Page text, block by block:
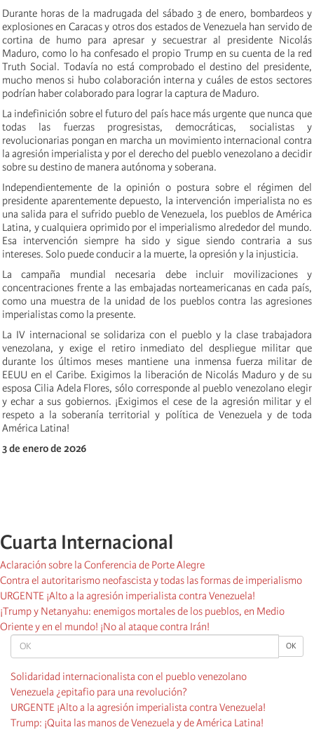
OK OK
Solidaridad internacionalista con el pueblo venezolano
Venezuela ¿epitafio para una revolución?
URGENTE ¡Alto a la agresión imperialista contra Venezuela!
Trump: ¡Quita las manos de Venezuela y de América Latina!
Durante horas de la madrugada del sábado 3 de enero, bombardeos y
explosiones en Caracas y otros dos estados de Venezuela han servido de
cortina de humo para apresar y secuestrar al presidente Nicolás
Maduro, como lo ha confesado el propio Trump en su cuenta de la red
Truth Social. Todavía no está comprobado el destino del presidente,
mucho menos si hubo colaboración interna y cuáles de estos sectores
podrían haber colaborado para lograr la captura de Maduro.
La indefinición sobre el futuro del país hace más urgente que nunca que
todas las fuerzas progresistas, democráticas, socialistas y
revolucionarias pongan en marcha un movimiento internacional contra
la agresión imperialista y por el derecho del pueblo venezolano a decidir
sobre su destino de manera autónoma y soberana.
Independientemente de la opinión o postura sobre el régimen del
presidente aparentemente depuesto, la intervención imperialista no es
una salida para el sufrido pueblo de Venezuela, los pueblos de América
Latina, y cualquiera oprimido por el imperialismo alrededor del mundo.
Esa intervención siempre ha sido y sigue siendo contraria a sus
intereses. Solo puede conducir a la muerte, la opresión y la injusticia.
La campaña mundial necesaria debe incluir movilizaciones y
concentraciones frente a las embajadas norteamericanas en cada país,
como una muestra de la unidad de los pueblos contra las agresiones
imperialistas como la presente.
La IV internacional se solidariza con el pueblo y la clase trabajadora
venezolana, y exige el retiro inmediato del despliegue militar que
durante los últimos meses mantiene una inmensa fuerza militar de
EEUU en el Caribe. Exigimos la liberación de Nicolás Maduro y de su
esposa Cilia Adela Flores, sólo corresponde al pueblo venezolano elegir
y echar a sus gobiernos. ¡Exigimos el cese de la agresión militar y el
respeto a la soberanía territorial y política de Venezuela y de toda
América Latina!
3 de enero de 2026
Cuarta Internacional
Aclaración sobre la Conferencia de Porte Alegre
Contra el autoritarismo neofascista y todas las formas de imperialismo
URGENTE ¡Alto a la agresión imperialista contra Venezuela!
¡Trump y Netanyahu: enemigos mortales de los pueblos, en Medio
Oriente y en el mundo! ¡No al ataque contra Irán!